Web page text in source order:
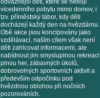
odvážnější děti, které se nebojí
vícedenního pobytu mimo domov, i
tzv. příměstský tábor, kdy děti
docházejí každý den na hvězdárnu.
Obě akce jsou koncipovány jako
vzdělávací, naším cílem však není
děti zahlcovat informacemi, ale
nabídnout jim smysluplnou rekreaci
plnou her, zábavných úkolů,
dobrovolných sportovních aktivit a
především odpočinku pod
hvězdnou oblohou při nočních
pozorováních.